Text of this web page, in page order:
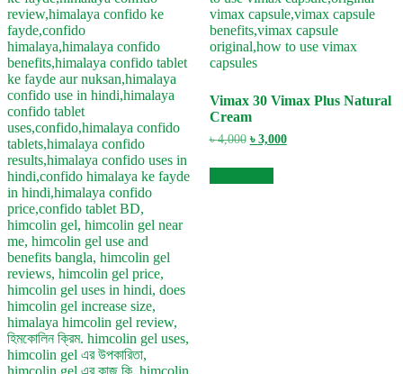
Vimax 30 Vimax Plus Natural
Cream
৳4,000 Original
was:
৳ 4,000.
৳ 3,000Current